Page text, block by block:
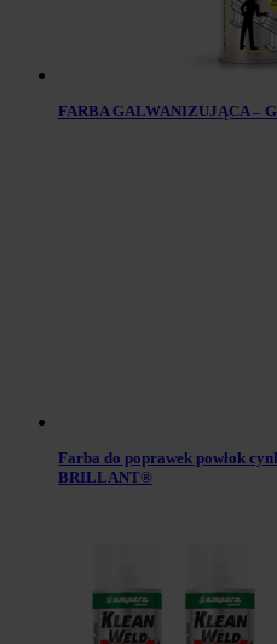
FARBA GALWANIZUJĄCA –
Farba do poprawek powłok
BRILLANT®